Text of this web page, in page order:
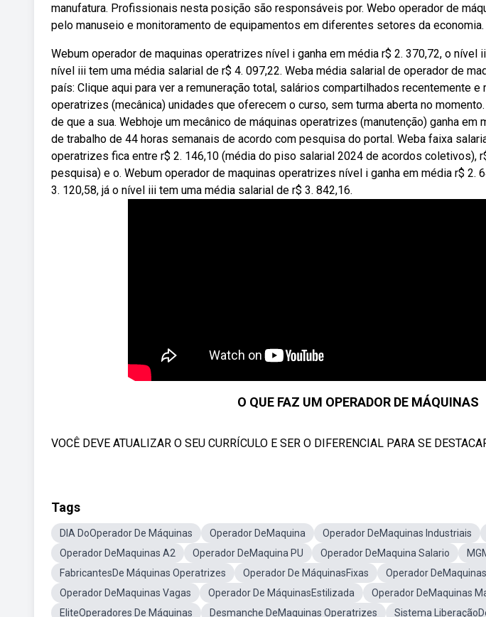
manufatura. Profissionais nesta posição são responsáveis por. Webo operador de
pelo manuseio e monitoramento de equipamentos em diferentes setores da economia.
Webum operador de maquinas operatrizes nível i ganha em média r$ 2. 370,72, o nível
nível iii tem uma média salarial de r$ 4. 097,22. Weba média salarial de operador de
país: Clique aqui para ver a remuneração total, salários compartilhados recentemente e
operatrizes (mecânica) unidades que oferecem o curso, sem turma aberta no
de que a sua. Webhoje um mecânico de máquinas operatrizes (manutenção) ganha em
de trabalho de 44 horas semanais de acordo com pesquisa do portal. Weba faixa
operatrizes fica entre r$ 2. 146,10 (média do piso salarial 2024 de acordos coletivos),
pesquisa) e o. Webum operador de maquinas operatrizes nível i ganha em média r$ 2.
3. 120,58, já o nível iii tem uma média salarial de r$ 3. 842,16.
O QUE FAZ UM OPERADOR DE MÁQUINAS
VOCÊ DEVE ATUALIZAR O SEU CURRÍCULO E SER O DIFERENCIAL PARA SE
Tags
DIA DoOperador De Máquinas Operador DeMaquina Operador DeMaquinas Industriais
Operador DeMaquinas A2
Operador DeMaquina PU Operador DeMaquina Salario
FabricantesDe Máquinas Operatrizes
Operador De MáquinasFixas
Operador
Operador DeMaquinas Vagas
Operador De MáquinasEstilizada
Operador DeMaquinas
EliteOperadores De Máquinas
Desmanche DeMaquinas Operatrizes
Sistema